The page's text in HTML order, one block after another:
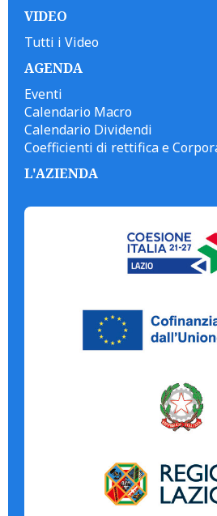
VIDEO
Tutti i Video
AGENDA
Eventi
Calendario Macro
Calendario Dividendi
Coefficienti di rettifica e
L'AZIENDA